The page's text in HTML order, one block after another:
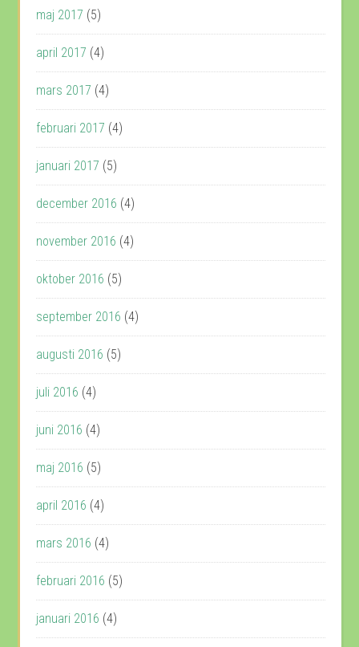
maj 2017 (5)
april 2017 (4)
mars 2017 (4)
februari 2017 (4)
januari 2017 (5)
december 2016 (4)
november 2016 (4)
oktober 2016 (5)
september 2016 (4)
augusti 2016 (5)
juli 2016 (4)
juni 2016 (4)
maj 2016 (5)
april 2016 (4)
mars 2016 (4)
februari 2016 (5)
januari 2016 (4)